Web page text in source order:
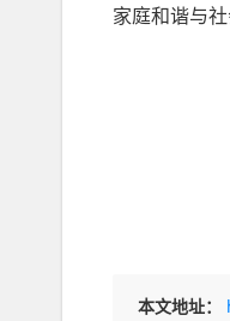
家庭和谐与社
本文地址：